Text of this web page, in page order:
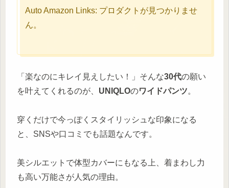
Auto Amazon Links: プロダクトが見つかりませ
ん。
「楽なのにキレイ見えしたい！」そんな30代の願い
を叶えてくれるのが、 UNIQLOのワイドパンツ。
穿くだけで今っぽくスタイリッシュな印象になる
と、SNSや口コミでも話題なんです。
美シルエットで体型カバーにもなる上、着まわし力
も高い万能さが人気の理由。